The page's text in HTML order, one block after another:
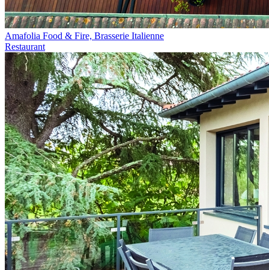
Amafolia Food & Fire, Brasserie Italienne
Restaurant